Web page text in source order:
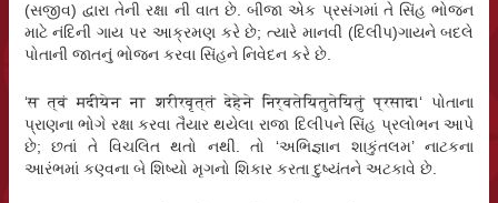
(સજીવ) દ્વારા તેની રક્ષા ની વાત છે. બીજા એક પ્રસંગમાં તે સિંહ ભોજન
માટે નંદિની ગાય પર આક્રમણ કરે છે; ત્યારે માનવી (દિલીપ)ગાયને બદલે
પોતાની જાતનું ભોજન કરવા સિંહને નિવેદન કરે છે.
‘स त्वं मदीयेन ना शरीरवृत्तं देहेने निर्वतेयितुतेयितुं प्रसाद।‘ પોતાના
પ્રાણના ભોગે રક્ષા કરવા તૈયાર થયેલા રાજા દિલીપને સિંહ પ્રલોભન આપે
છે; છતાં તે વિચલિત થતો નથી. તો ‘અભિજ્ઞાન શાકુંતલમ’ નાટકના
આરંભમાં કણ્વના બે શિષ્યો મૃગનો શિકાર કરતા દુષ્યંતને અટકાવે છે.